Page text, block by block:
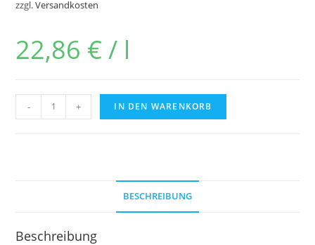
zzgl.Versandkosten
22,86 € / l
- + IN DEN WARENKORB
BESCHREIBUNG
Beschreibung